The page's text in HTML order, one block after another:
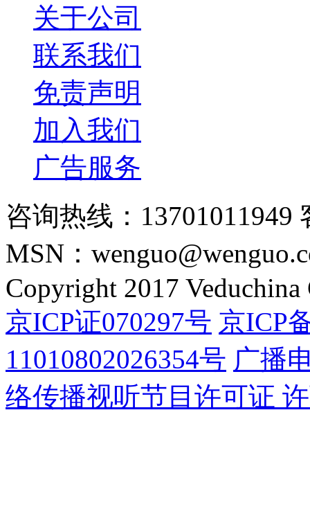
关于公司
联系我们
免责声明
加入我们
广告服务
咨询热线：13701011949
MSN：
Copyright 2017
京ICP证070297号 京ICP
11010802026354号 广播
络传播视听节目许可证